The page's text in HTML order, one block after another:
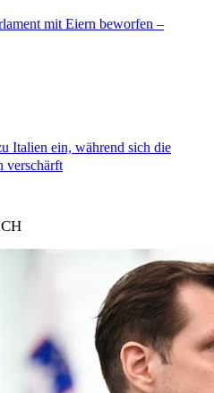
mit Eiern beworfen –
Italien ein, während sich die
verschärft